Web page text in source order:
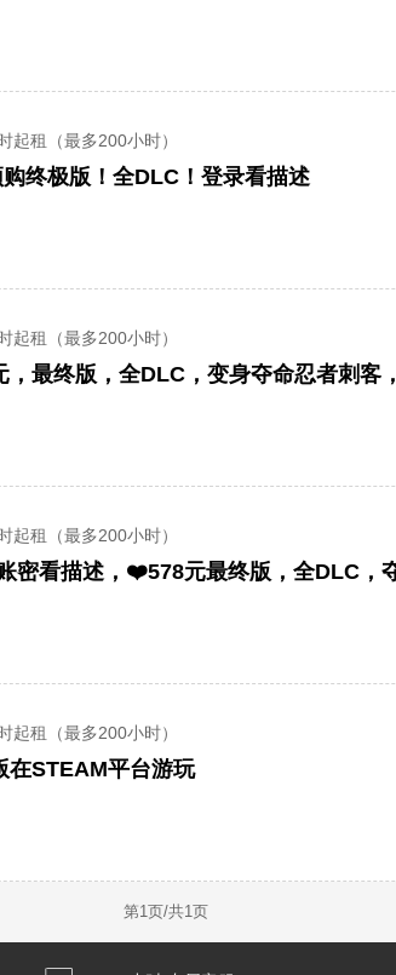
起租（最多200小时）
终极版！全DLC！登录看描述
起租（最多200小时）
最终版，全DLC，变身夺命忍者刺客，
起租（最多200小时）
起租（最多200小时）
在STEAM平台游玩
第1页/共1页